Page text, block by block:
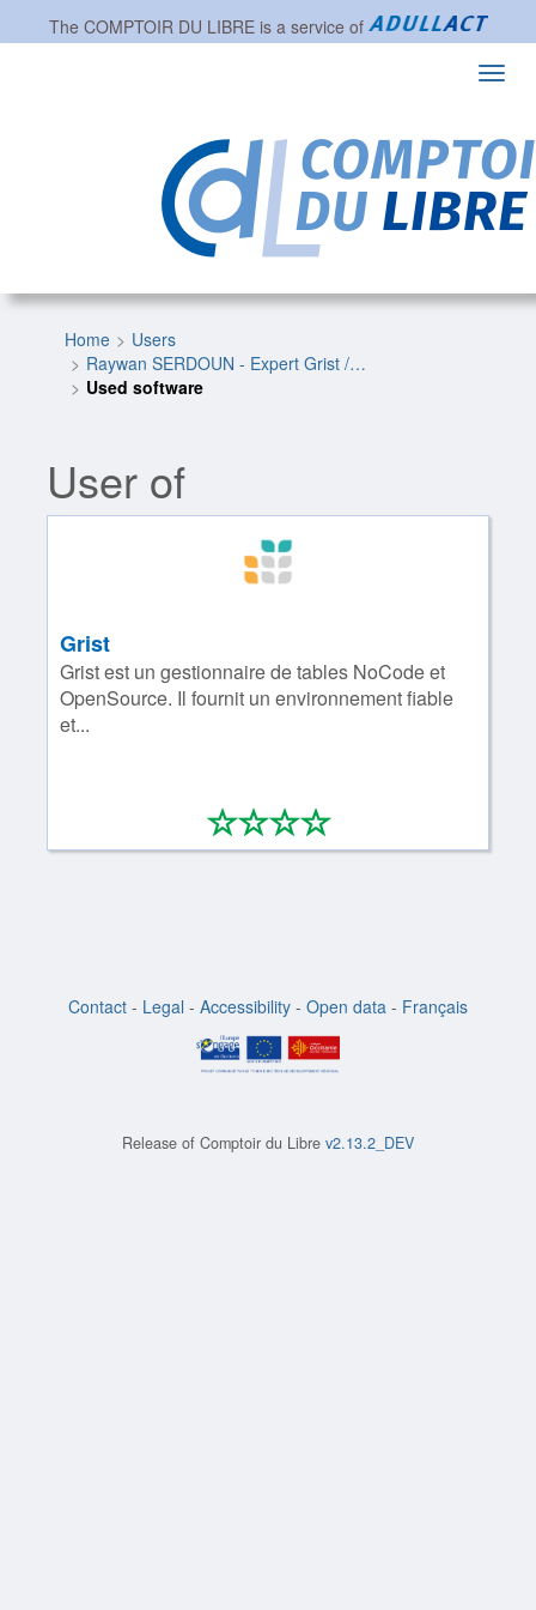
The COMPTOIR DU LIBREis a service of
Home
Users
Raywan SERDOUN - Expert Grist /…
Used software
User of
Grist
Grist est un gestionnaire de tables NoCode et
OpenSource. Il fournit un environnement fiable
et...
****
0/4
Contact - Legal - Accessibility - Open data - Français
Release of Comptoir du Libre v2.13.2_DEV